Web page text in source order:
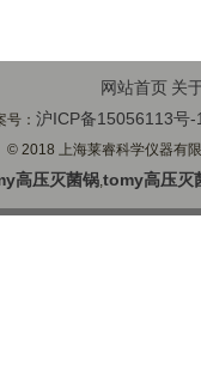
网站首页 关
号：沪ICP备15056113号-
© 2018 上海莱睿科学仪器有
高压灭菌锅,tomy高压灭